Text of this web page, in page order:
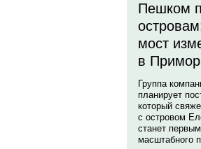
Пешком
мост
в
Группа
планирует
который
с островом
станет
масштабного